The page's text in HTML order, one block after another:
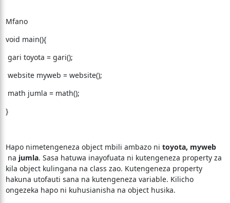
Mfano
void main(){
gari toyota = gari();
website myweb = website();
math jumla = math();
}
Hapo nimetengeneza object mbili ambazo ni toyota, myweb
na jumla. Sasa hatuwa inayofuata ni kutengeneza property za
kila object kulingana na class zao. Kutengeneza property
hakuna utofauti sana na kutengeneza variable. Kilicho
ongezeka hapo ni kuhusianisha na object husika.